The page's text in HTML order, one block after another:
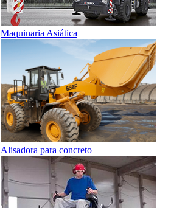
Maquinaria Asiática
Alisadora para concreto